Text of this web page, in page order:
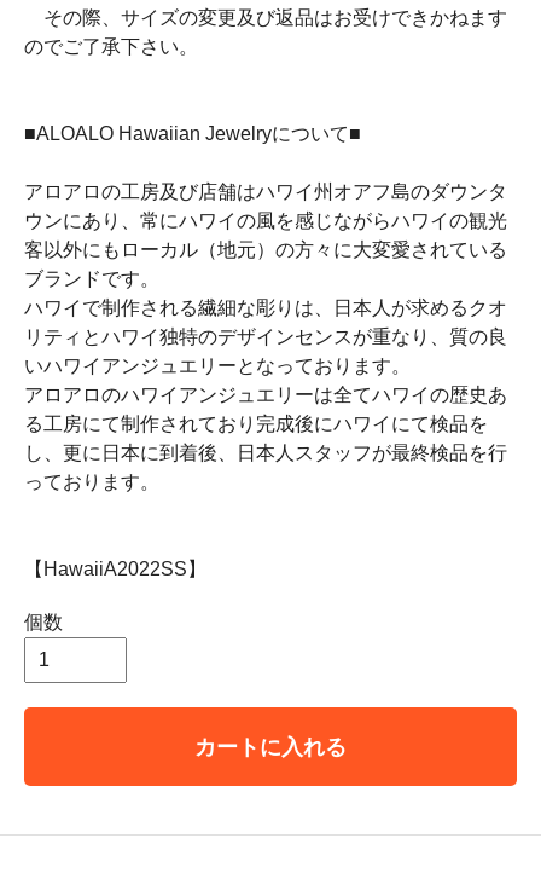
その際、サイズの変更及び返品はお受けできかねます
のでご了承下さい。
■ALOALO Hawaiian Jewelryについて■
アロアロの工房及び店舗はハワイ州オアフ島のダウンタ
ウンにあり、常にハワイの風を感じながらハワイの観光
客以外にもローカル（地元）の方々に大変愛されている
ブランドです。
ハワイで制作される繊細な彫りは、日本人が求めるクオ
リティとハワイ独特のデザインセンスが重なり、質の良
いハワイアンジュエリーとなっております。
アロアロのハワイアンジュエリーは全てハワイの歴史あ
る工房にて制作されており完成後にハワイにて検品を
し、更に日本に到着後、日本人スタッフが最終検品を行
っております。
【HawaiiA2022SS】
個数
カートに入れる